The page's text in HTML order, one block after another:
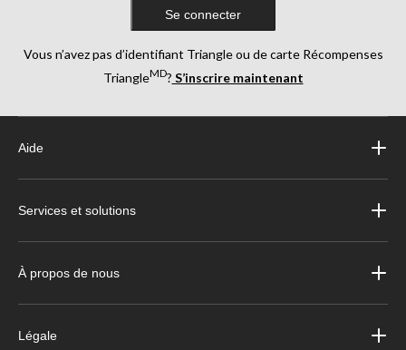
Se connecter
Vous n’avez pas d’identifiant Triangle ou de carte Récompenses
TriangleMD? S’inscrire maintenant
Aide
Services et solutions
À propos de nous
Légale